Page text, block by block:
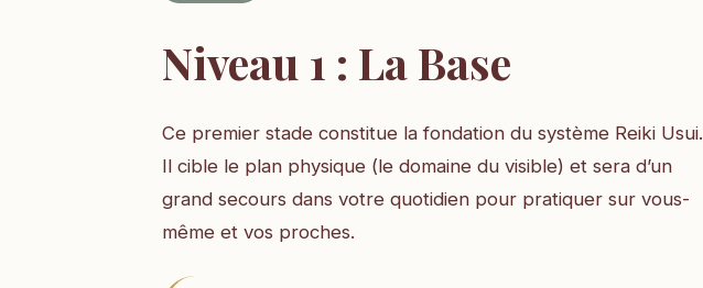
Niveau 1 : La Base
Ce premier stade constitue la fondation du système Reiki Usui.
Il cible le plan physique (le domaine du visible) et sera d’un
grand secours dans votre quotidien pour pratiquer sur vous-
même et vos proches.